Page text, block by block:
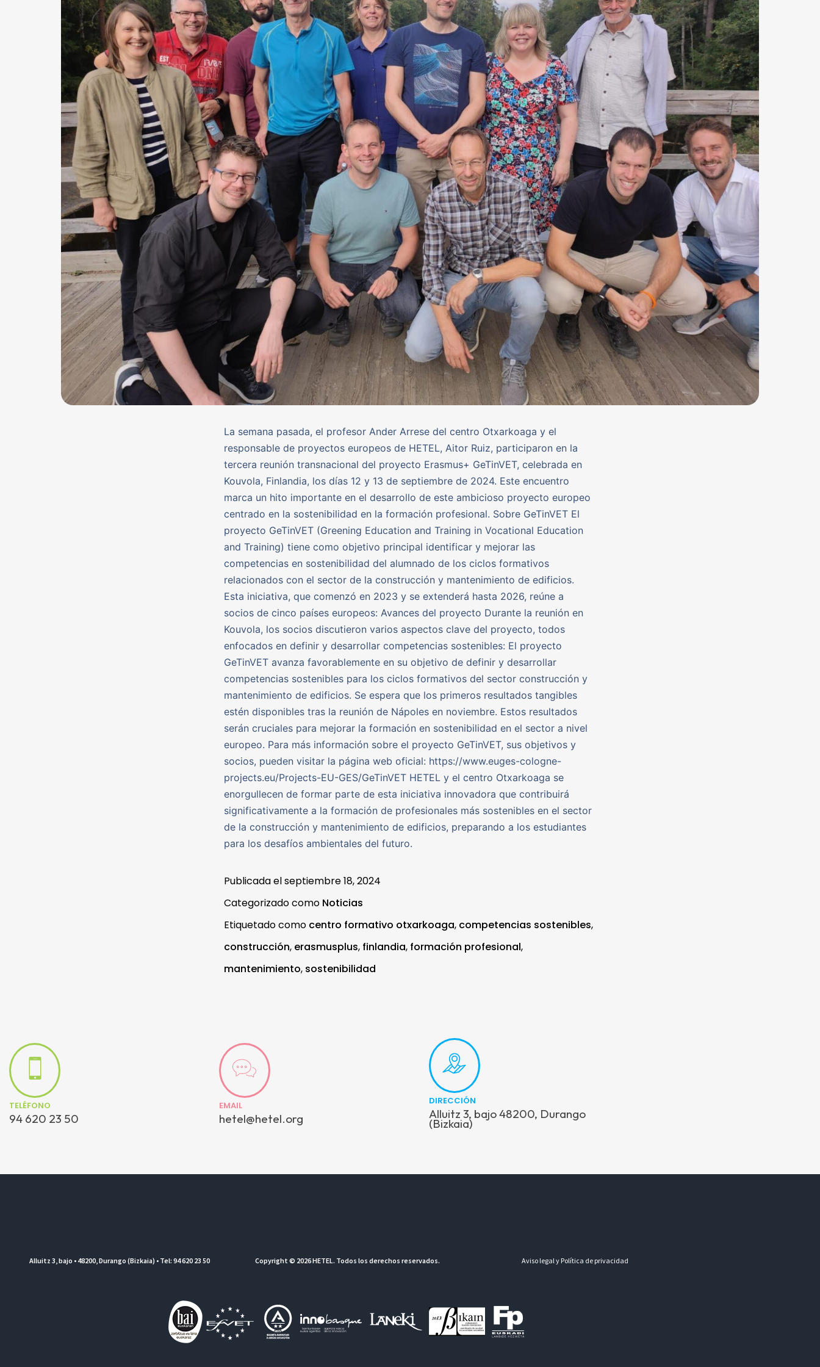
La semana pasada, el profesor Ander Arrese del centro Otxarkoaga y el
responsable de proyectos europeos de HETEL, Aitor Ruiz, participaron en la
tercera reunión transnacional del proyecto Erasmus+ GeTinVET, celebrada en
Kouvola, Finlandia, los días 12 y 13 de septiembre de 2024. Este encuentro
marca un hito importante en el desarrollo de este ambicioso proyecto europeo
centrado en la sostenibilidad en la formación profesional. Sobre GeTinVET El
proyecto GeTinVET (Greening Education and Training in Vocational Education
and Training) tiene como objetivo principal identificar y mejorar las
competencias en sostenibilidad del alumnado de los ciclos formativos
relacionados con el sector de la construcción y mantenimiento de edificios.
Esta iniciativa, que comenzó en 2023 y se extenderá hasta 2026, reúne a
socios de cinco países europeos: Avances del proyecto Durante la reunión en
Kouvola, los socios discutieron varios aspectos clave del proyecto, todos
enfocados en definir y desarrollar competencias sostenibles: El proyecto
GeTinVET avanza favorablemente en su objetivo de definir y desarrollar
competencias sostenibles para los ciclos formativos del sector construcción y
mantenimiento de edificios. Se espera que los primeros resultados tangibles
estén disponibles tras la reunión de Nápoles en noviembre. Estos resultados
serán cruciales para mejorar la formación en sostenibilidad en el sector a nivel
europeo. Para más información sobre el proyecto GeTinVET, sus objetivos y
socios, pueden visitar la página web oficial: https://www.euges-cologne-
projects.eu/Projects-EU-GES/GeTinVET HETEL y el centro Otxarkoaga se
enorgullecen de formar parte de esta iniciativa innovadora que contribuirá
significativamente a la formación de profesionales más sostenibles en el sector
de la construcción y mantenimiento de edificios, preparando a los estudiantes
para los desafíos ambientales del futuro.
Publicada elseptiembre 18, 2024
Categorizado como Noticias
Etiquetado como centro formativo otxarkoaga, competencias sostenibles,
construcción, erasmusplus, finlandia, formación profesional,
mantenimiento, sostenibilidad
TELÉFONO
94 620 23 50
EMAIL
hetel@hetel.org
DIRECCIÓN
Alluitz 3, bajo 48200, Durango
(Bizkaia)
Alluitz 3, bajo • 48200, Durango (Bizkaia) • Tel: 94 620 23 50 Copyright © 2026 HETEL. Todos los derechos reservados. Aviso legal y Política de privacidad